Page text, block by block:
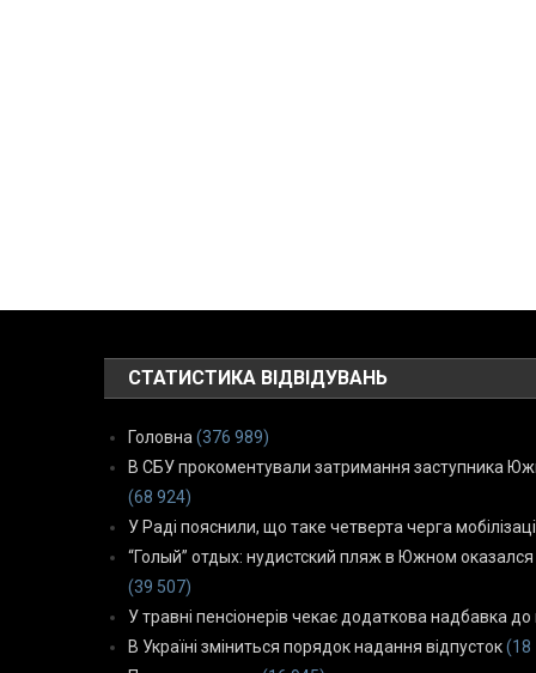
СТАТИСТИКА ВІДВІДУВАНЬ
Головна (376 989)
В СБУ прокоментували затримання заступника
(68 924)
У Раді пояснили, що таке четверта черга
“Голый” отдых: нудистский пляж в Южном
(39 507)
У травні пенсіонерів чекає додаткова надбавка до
В Україні зміниться порядок надання відпусток (18